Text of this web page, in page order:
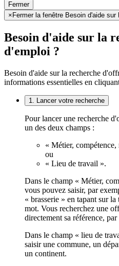
Fermer
× Fermer la fenêtre Besoin d'aide
Besoin d'aide sur la
d'emploi ?
Besoin d'aide sur la recherche
informations essentielles en
1. Lancer votre recherche
Pour lancer une recherche
un des deux champs :
« Métier,
ou
« Lieu de travail ».
Dans le champ « Métier,
vous pouvez saisir, par
« brasserie » en tapant sur
mot. Vous recherchez une
directement sa référence,
Dans le champ « lieu de
saisir une commune, un
un continent.